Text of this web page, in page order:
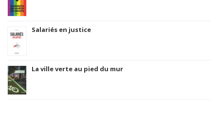
Salariés en justice
La ville verte au pied du mur